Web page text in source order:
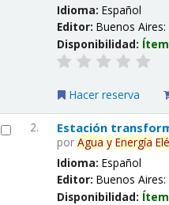
Idioma:Español
Editor:Buenos Aires:
Disponibilidad:
Hacer reserva
2. Estación
porAgua y Energía
Idioma:Español
Editor:Buenos Aires:
Disponibilidad: